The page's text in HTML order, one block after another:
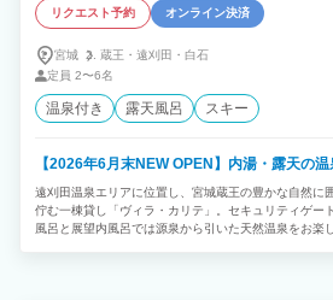
リクエスト予約 オンライン決済
宮城 蔵王・ 遠刈田・ 白石
定員 2〜6名
温泉付き 露天風呂 スキー
【2026年6月末NEW OPEN】内湯・露天の
遠刈田温泉エリアに位置し、宮城蔵王の豊かな自然に
佇む一棟貸し「ヴィラ・カリテ」。セキュリティゲー
風呂と展望内風呂では源泉から引いた天然温泉をお楽